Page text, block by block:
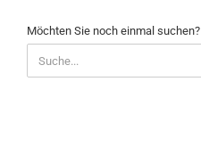
MÖCHTEN
SIE
NOCH
EINMAL
Möchten Sie noch einmal suchen?